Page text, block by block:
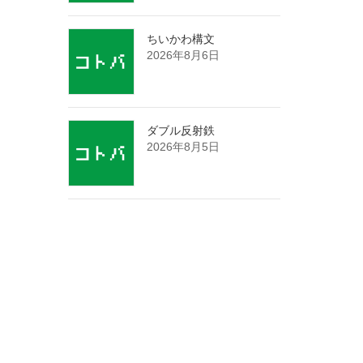
ちいかわ構文
2026年8月6日
ダブル反射鉄
2026年8月5日